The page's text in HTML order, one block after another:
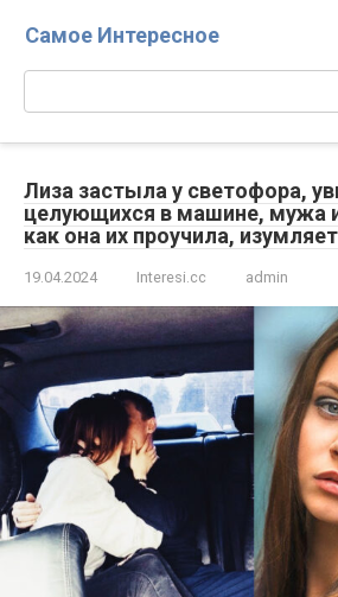
Самое Интересное
Поиск:
Лиза застыла у светофора,
целующихся в машине, мужа и
как она их проучила,
19.04.2024 Interesi.cc admin